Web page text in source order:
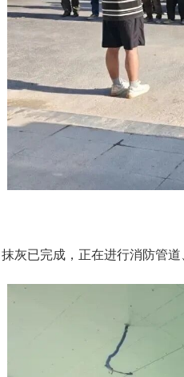
灰已完成，正在进行消防管